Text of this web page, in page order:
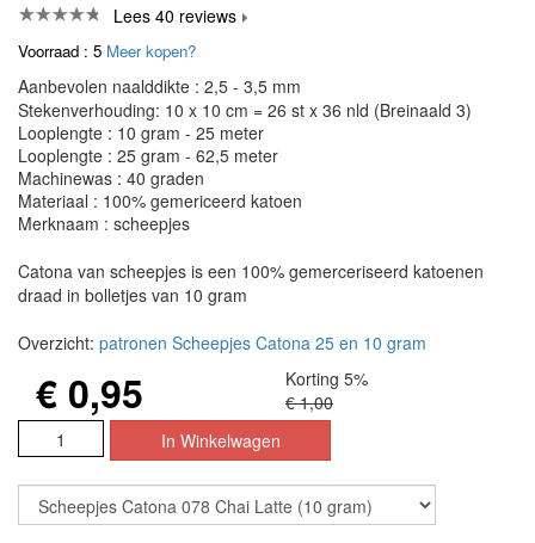
Lees 40 reviews
Voorraad : 5 Meer kopen?
Aanbevolen naalddikte : 2,5 - 3,5 mm
Stekenverhouding: 10 x 10 cm = 26 st x 36 nld (Breinaald 3)
Looplengte : 10 gram - 25 meter
Looplengte : 25 gram - 62,5 meter
Machinewas : 40 graden
Materiaal : 100% gemericeerd katoen
Merknaam : scheepjes
Catona van scheepjes is een 100% gemerceriseerd katoenen
draad in bolletjes van 10 gram
Overzicht: patronen Scheepjes Catona 25 en 10 gram
€ 0,95
Korting 5%
€ 1,00